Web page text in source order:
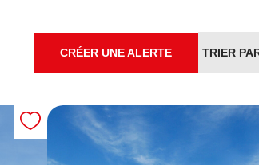
CRÉER UNE ALERTE